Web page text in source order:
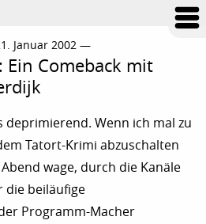
Januar 2002 —
Ein Comeback mit
deprimierend. Wenn ich mal zu
Tatort-Krimi abzuschalten
wage, durch die Kanäle
die beiläufige
Programm-Macher